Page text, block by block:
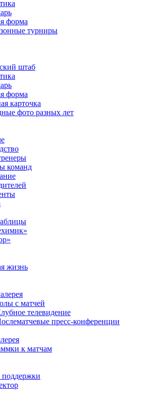
форма
турниры
штаб
форма
карточка
фото разных лет
команд
жизнь
с матчей
телевидение
пресс-конференции
к матчам
поддержки